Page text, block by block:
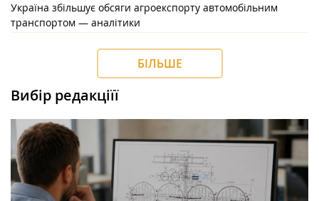
Україна збільшує обсяги агроекспорту автомобільним
транспортом — аналітики
БІЛЬШЕ
Вибір редакціїї